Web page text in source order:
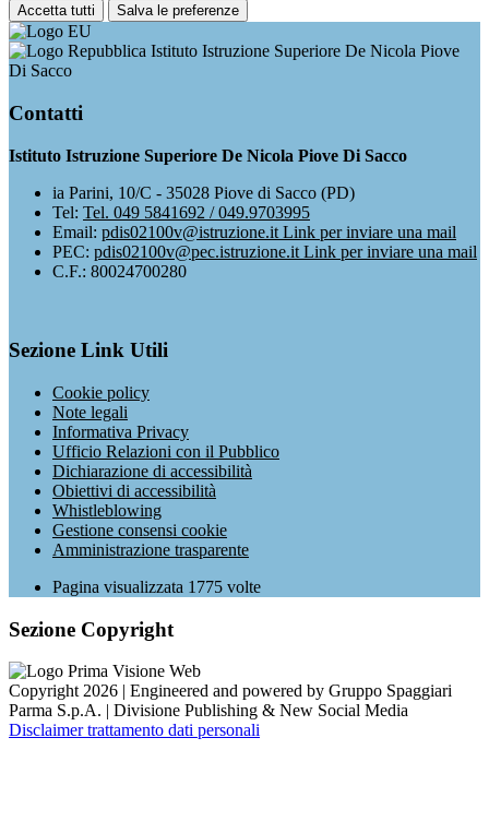
Accetta tutti Salva le preferenze
Istituto Istruzione Superiore De Nicola Piove
Di Sacco
Contatti
Istituto Istruzione Superiore De Nicola Piove Di Sacco
ia Parini, 10/C - 35028 Piove di Sacco (PD)
Tel: Tel. 049 5841692 / 049.9703995
Email: pdis02100v@istruzione.it Link per inviare una mail
PEC: pdis02100v@pec.istruzione.it Link per inviare una mail
C.F.: 80024700280
Sezione Link Utili
Cookie policy
Note legali
Informativa Privacy
Ufficio Relazioni con il Pubblico
Dichiarazione di accessibilità
Obiettivi di accessibilità
Whistleblowing
Gestione consensi cookie
Amministrazione trasparente
Pagina visualizzata 1775 volte
Sezione Copyright
Copyright 2026 | Engineered and powered by Gruppo Spaggiari
Parma S.p.A. | Divisione Publishing & New Social Media
Disclaimer trattamento dati personali